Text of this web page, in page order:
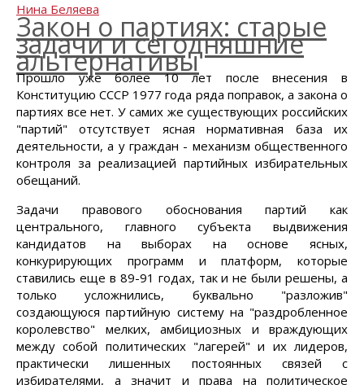
Нина Беляева
Закон о партиях: старые
задачи и сегодняшние
альтернативы
Прошло уже более 10 лет после внесения в
Конституцию СССР 1977 года ряда поправок, а закона о
партиях все нет. У самих же существующих российских
"партий" отсутствует ясная нормативная база их
деятельности, а у граждан - механизм общественного
контроля за реализацией партийных избирательных
обещаний.
Задачи правового обоснования партий как
центрального, главного субъекта выдвижения
кандидатов на выборах на основе ясных,
конкурирующих программ и платформ, которые
ставились еще в 89-91 годах, так и не были решены, а
только усложнились, буквально "разложив"
создающуюся партийную систему на "раздробленное
королевство" мелких, амбициозных и враждующих
между собой политических "лагерей" и их лидеров,
практически лишенных постоянных связей с
избирателями, а значит и права на политическое